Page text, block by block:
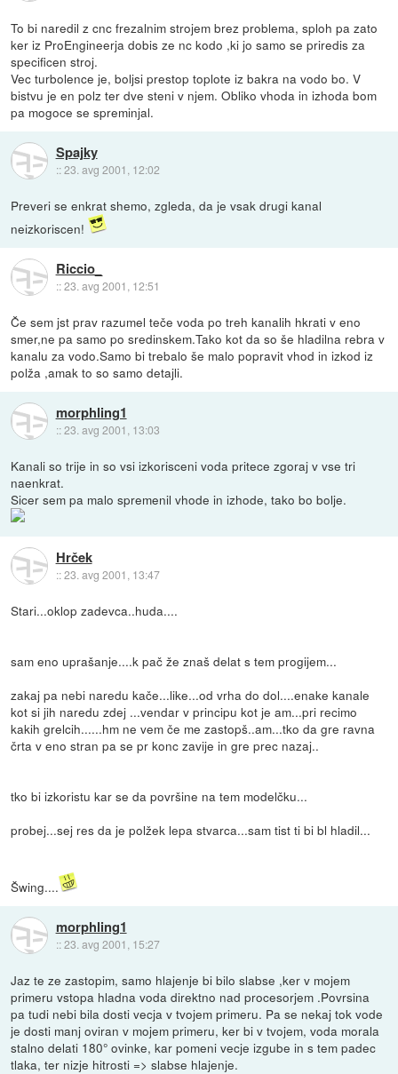
To bi naredil z cnc frezalnim strojem brez problema, sploh pa zato
ker iz ProEngineerja dobis ze nc kodo ,ki jo samo se priredis za
specificen stroj.
Vec turbolence je, boljsi prestop toplote iz bakra na vodo bo. V
bistvu je en polz ter dve steni v njem. Obliko vhoda in izhoda bom
pa mogoce se spreminjal.
Spajky
::23. avg 2001, 12:02
Preveri se enkrat shemo, zgleda, da je vsak drugi kanal
neizkoriscen!
Riccio_
::23. avg 2001, 12:51
Če sem jst prav razumel teče voda po treh kanalih hkrati v eno
smer,ne pa samo po sredinskem.Tako kot da so še hladilna rebra v
kanalu za vodo.Samo bi trebalo še malo popravit vhod in izkod iz
polža ,amak to so samo detajli.
morphling1
::23. avg 2001, 13:03
Kanali so trije in so vsi izkorisceni voda pritece zgoraj v vse tri
naenkrat.
Sicer sem pa malo spremenil vhode in izhode, tako bo bolje.
Hrček
::23. avg 2001, 13:47
Stari...oklop zadevca..huda....
sam eno uprašanje....k pač že znaš delat s tem progijem...
zakaj pa nebi naredu kače...like...od vrha do dol....enake kanale
kot si jih naredu zdej ...vendar v principu kot je am...pri recimo
kakih grelcih......hm ne vem če me zastopš..am...tko da gre ravna
črta v eno stran pa se pr konc zavije in gre prec nazaj..
tko bi izkoristu kar se da površine na tem modelčku...
probej...sej res da je polžek lepa stvarca...sam tist ti bi bl hladil...
Šwing....
morphling1
::23. avg 2001, 15:27
Jaz te ze zastopim, samo hlajenje bi bilo slabse ,ker v mojem
primeru vstopa hladna voda direktno nad procesorjem .Povrsina
pa tudi nebi bila dosti vecja v tvojem primeru. Pa se nekaj tok vode
je dosti manj oviran v mojem primeru, ker bi v tvojem, voda morala
stalno delati 180° ovinke, kar pomeni vecje izgube in s tem padec
tlaka, ter nizje hitrosti => slabse hlajenje.